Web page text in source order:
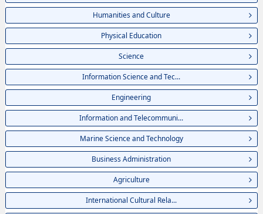
Humanities and Culture
Physical Education
Science
Information Science and Tec...
Engineering
Information and Telecommuni...
Marine Science and Technology
Business Administration
Agriculture
International Cultural Rela...